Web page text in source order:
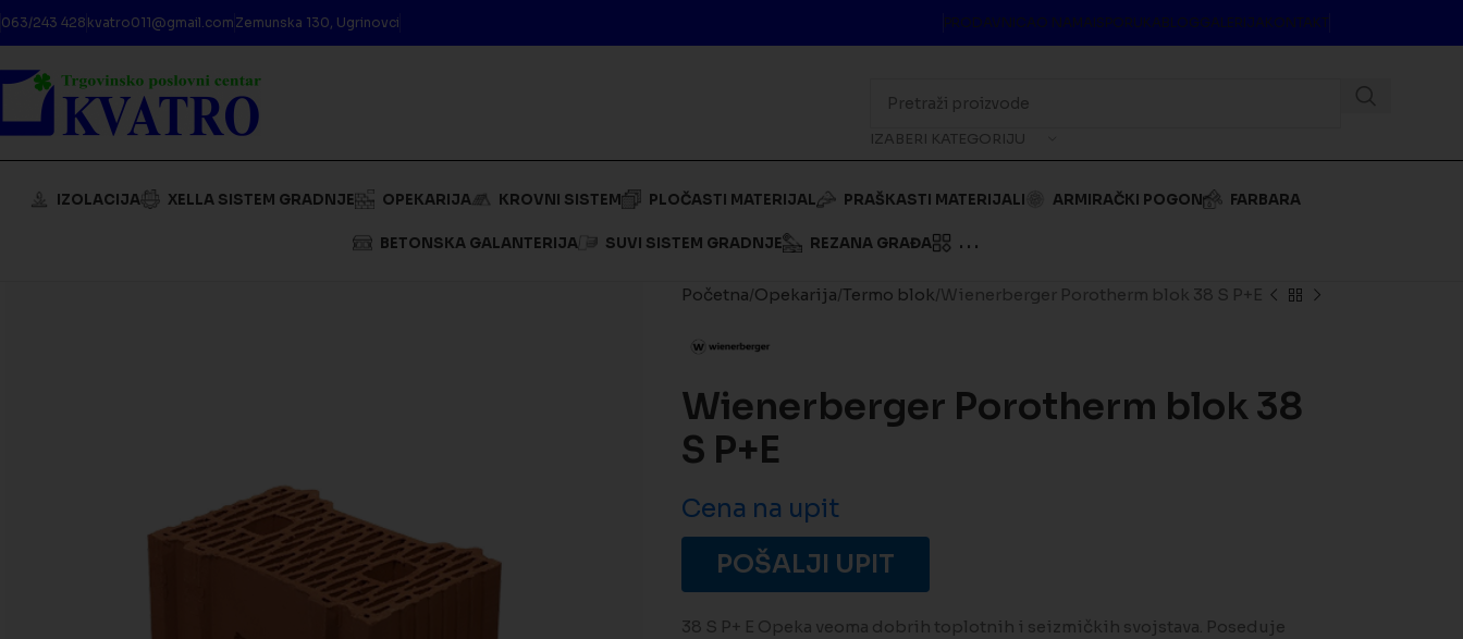
063/243 428 kvatro011@gmail.com Zemunska 130, Ugrinovci PRODAVNICAO NAMAISPORUKABLOGGALERIJAKONTAKT
IZABERI KATEGORIJU
IZOLACIJA XELLA SISTEM GRADNJE OPEKARIJA KROVNI SISTEM PLOČASTI MATERIJAL PRAŠKASTI MATERIJALI ARMIRAČKI POGON FARBARA
BETONSKA GALANTERIJA SUVI SISTEM GRADNJE REZANA GRAĐA . . .
Početna Opekarija Termo blok Wienerberger Porotherm blok 38 S P+E
Wienerberger Porotherm blok 38
S P+E
Cena na upit
POŠALJI UPIT
38 S P+ E Opeka veoma dobrih toplotnih i seizmičkih svojstava. Poseduje